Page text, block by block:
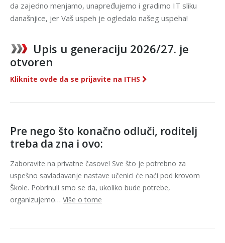
da zajedno menjamo, unapređujemo i gradimo IT sliku
današnjice, jer Vaš uspeh je ogledalo našeg uspeha!
Upis u generaciju 2026/27. je
otvoren
Kliknite ovde da se prijavite na ITHS
Pre nego što konačno odluči, roditelj
treba da zna i ovo:
Zaboravite na privatne časove! Sve što je potrebno za
uspešno savladavanje nastave učenici će naći pod krovom
Škole. Pobrinuli smo se da, ukoliko bude potrebe,
organizujemo… Više o tome